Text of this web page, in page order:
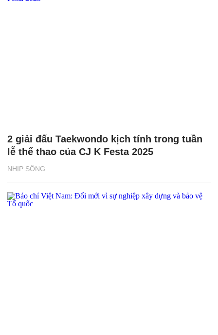
NHỊP SỐNG
2 giải đấu Taekwondo kịch tính trong tuần
lễ thể thao của CJ K Festa 2025